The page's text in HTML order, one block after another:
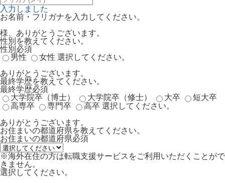
入力しました
お名前・フリガナを入力してください。
様、ありがとうございます。
性別を教えてください。
性別 必須
男性
女性 選択してください。
ありがとうございます。
最終学歴を教えてください。
最終学歴必須
大学院卒（博士）
大学院卒（修士） 大卒
短大卒
高専卒
専門卒 高卒 選択してください。
ありがとうございます。
お住まいの都道府県を教えてください。
お住まいの都道府県必須
※海外在住の方は転職支援サービスをご利用いただくことがで
きません。
選択してください。